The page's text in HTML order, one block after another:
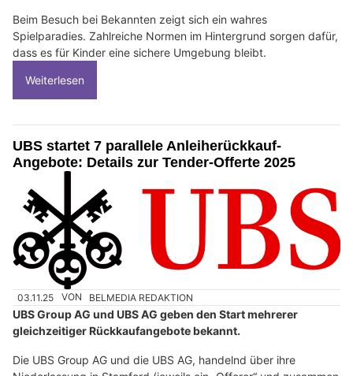
Beim Besuch bei Bekannten zeigt sich ein wahres
Spielparadies. Zahlreiche Normen im Hintergrund sorgen dafür,
dass es für Kinder eine sichere Umgebung bleibt.
Weiterlesen
UBS startet 7 parallele Anleiherückkauf-
Angebote: Details zur Tender-Offerte 2025
03.11.25 VON BELMEDIA REDAKTION
UBS Group AG und UBS AG geben den Start mehrerer
gleichzeitiger Rückkaufangebote bekannt.
Die UBS Group AG und die UBS AG, handelnd über ihre